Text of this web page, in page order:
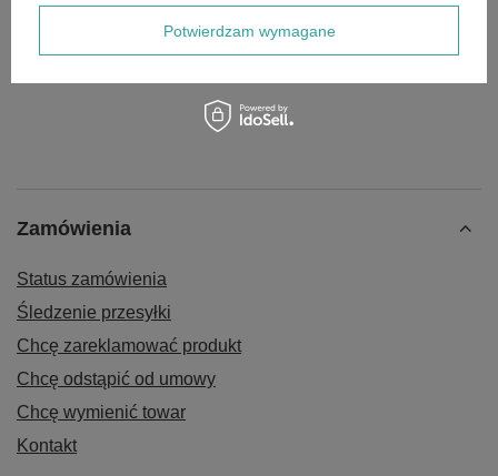
Brzeszczot BAHCO do pił szablastych do drewna i
metalu 150mm (T/" 6)
125,00 zł
Zamówienia
Status zamówienia
Śledzenie przesyłki
Chcę zareklamować produkt
Chcę odstąpić od umowy
Chcę wymienić towar
Kontakt
Potwierdzam wymagane